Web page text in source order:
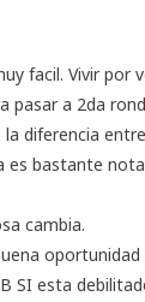
facil. Vivir por
pasar a 2da
diferencia
es bastante
cambia.
SI esta